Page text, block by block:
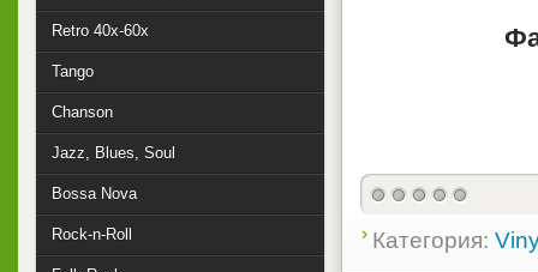
Категория:
Retro 40x-60x
Tango
Chanson
Jazz, Blues, Soul
Bossa Nova
Rock-n-Roll